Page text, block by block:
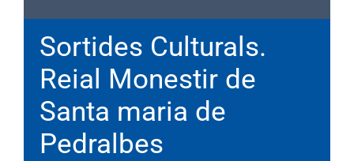
Sortides Culturals.
Reial Monestir de
Santa maria de
Pedralbes